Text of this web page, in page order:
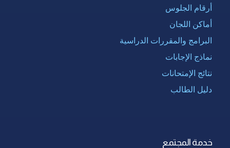
أرقام الجلوس
أماكن اللجان
البرامج والمقررات الدراسية
نماذج الإجابات
نتائج الإمتحانات
دليل الطالب
خدمة المجتمع